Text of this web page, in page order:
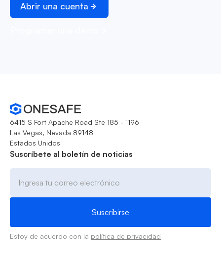
Abrir una cuenta
6415 S Fort Apache Road Ste 185 - 1196
Las Vegas, Nevada 89148
Estados Unidos
Suscríbete al boletín de noticias
Estoy de acuerdo con la política de privacidad